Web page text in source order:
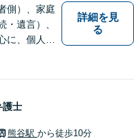
側）、家庭
・遺言）、
に、個人・
る質の高い
がけていま
詳細を見
る
護士
熊谷駅 から徒歩10分